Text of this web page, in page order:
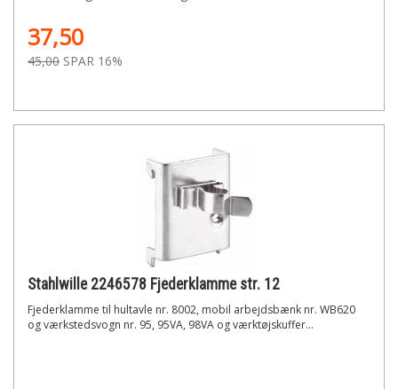
37,50
45,00 SPAR 16%
Stahlwille 2246578 Fjederklamme str. 12
Fjederklamme til hultavle nr. 8002, mobil arbejdsbænk nr. WB620
og værkstedsvogn nr. 95, 95VA, 98VA og værktøjskuffer...